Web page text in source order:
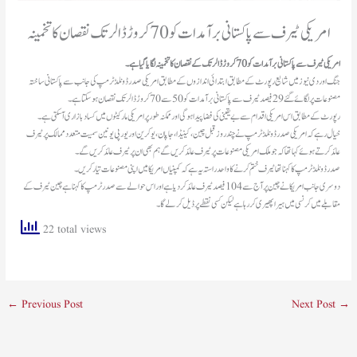
امریکی ٹیرف سے پاکستانی برآمدات کو 70 کروڑ ڈالر تک نقصان کا تخمینہ
امریکی ٹیرف سے پاکستانی برآمدات کو 70 کروڑ ڈالر تک کے نقصان کا تخمینہ لگایا گیا ہے۔
جنگ اور دی نیوز میں شایع رپورٹ کے مطابق ابتدائی اندازوں کے مطابق امریکی صدر ڈونلڈ ٹرمپ کی جانب سے پاکستانی ساختہ
مصنوعات پر لگائے گئے 29 فیصد ٹیرف سے پاکستانی برآمدات کو 50 سے 70 کروڑ ڈالر تک نقصان ہو سکتا ہے۔
رپورٹ کے مطابق اس امریکی اقدام سے بے یقینی کی فضا پیدا ہو گی اور ممکنہ طور پر امریکی مارکیٹوں میں کساد بازاری آ سکتی ہے۔
خیال رہے کہ امریکی صدر ڈونلڈ ٹرمپ نے چند روز قبل چین، کینیڈا، جاپان، یوکرین اور یورپی یونین سمیت متعدد ممالک پر ٹیرف
عائد کرتے ہوئے کہا تھا کہ جو ملک امریکی مصنوعات پر ٹیرف عائد کریں گے ہم بھی ان پر ٹیرف عائد کریں گے۔
صدر ڈونلڈ ٹرمپ کا کہنا تھا ٹیرف ختم کرنے کا واحد راستہ یہ ہے کہ کمپنیاں امریکا میں اپنی مصنوعات تیار کریں۔
دوسری جانب امریکا نے چین پر آج سے 104 فیصد ٹیرف عائد کر دیا ہے اور اس حوالے سے صدر ٹرمپ کا کہنا ہے چین ٹیرف کے
مقابلے میں کرنسی میں ہیرا پھیری کر رہا ہے لیکن کسی نقطے پر ڈیل کر لے گا۔
22 total views
← Previous Post Next Post →